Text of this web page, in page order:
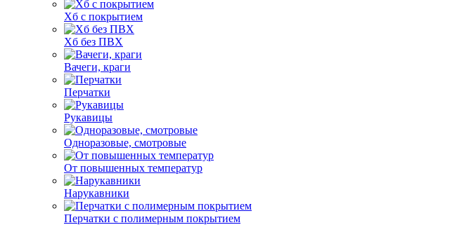
Хб с покрытием
Хб без ПВХ
Вачеги, краги
Перчатки
Рукавицы
Одноразовые, смотровые
От повышенных температур
Нарукавники
Перчатки с полимерным покрытием